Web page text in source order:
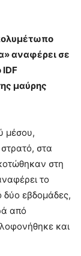
αναφέρει σε
IDF
μαύρης
μέσου,
στα
στη
το
δύο εβδομάδες,
από
και